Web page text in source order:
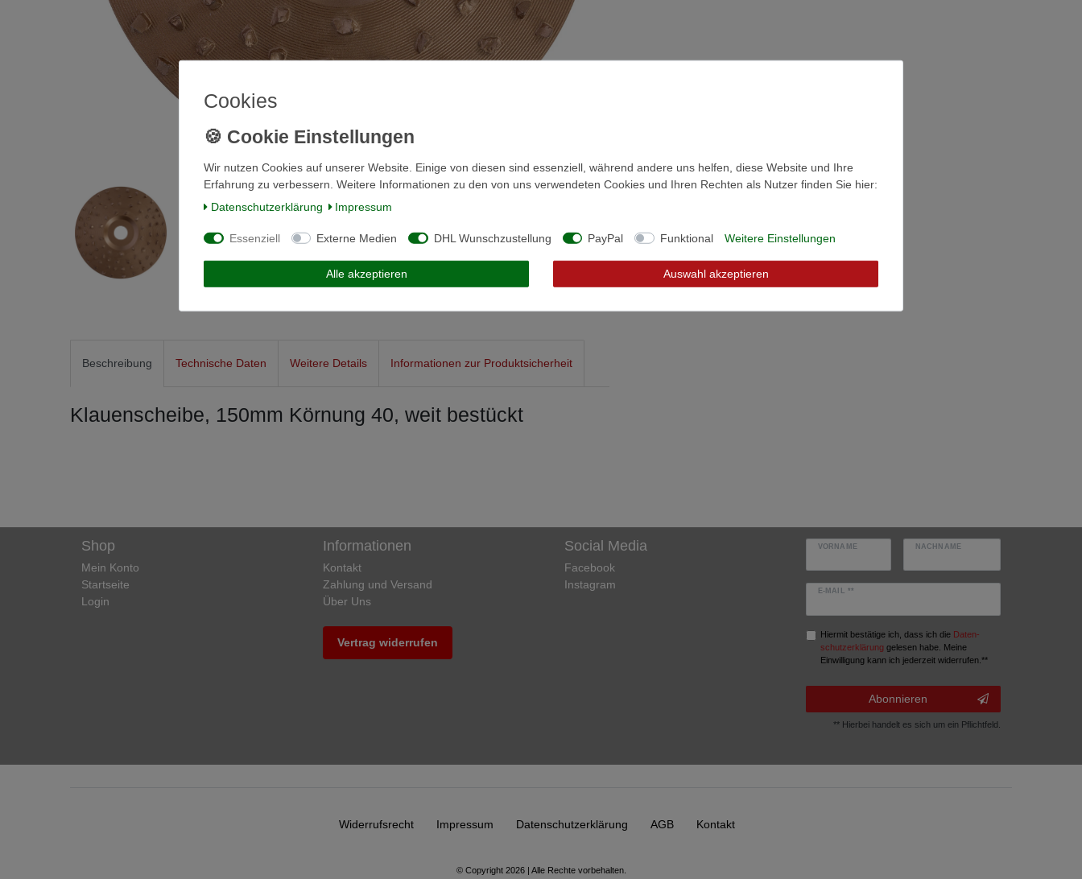
Beschreibung Technische Daten Weitere Details Informationen zur Produktsicherheit
Klauenscheibe, 150mm Körnung 40, weit bestückt
Shop
Mein Konto
Startseite
Login
Informationen
Kontakt
Zahlung und Versand
Über Uns
Vertrag widerrufen
Social Media
Facebook
Instagram
VORNAME NACHNAME
E-MAIL **
Hiermit bestätige ich, dass ich die Daten­
schutz­erklärung gelesen habe. Meine
Einwilligung kann ich jederzeit widerrufen.**
Abonnieren
** Hierbei handelt es sich um ein Pflichtfeld.
Widerrufs­recht Impressum Daten­schutz­erklärung AGB Kontakt
© Copyright 2026 | Alle Rechte vorbehalten.
Cookies
Wir nutzen Cookies auf unserer Website. Einige von diesen sind essenziell, während andere uns helfen, diese Website und Ihre
Erfahrung zu verbessern. Weitere Informationen zu den von uns verwendeten Cookies und Ihren Rechten als Nutzer finden Sie hier:
Daten­schutz­erklärung
Impressum
Essenziell Externe Medien DHL Wunschzustellung PayPal Funktional Weitere Einstellungen
Alle akzeptieren Auswahl akzeptieren